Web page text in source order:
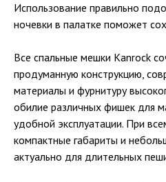
Использование правильно
ночевки в палатке поможет
Все спальные мешки Kanrock
продуманную конструкцию,
материалы и фурнитуру
обилие различных фишек для
удобной эксплуатации. При
компактные габариты и
актуально для длительных